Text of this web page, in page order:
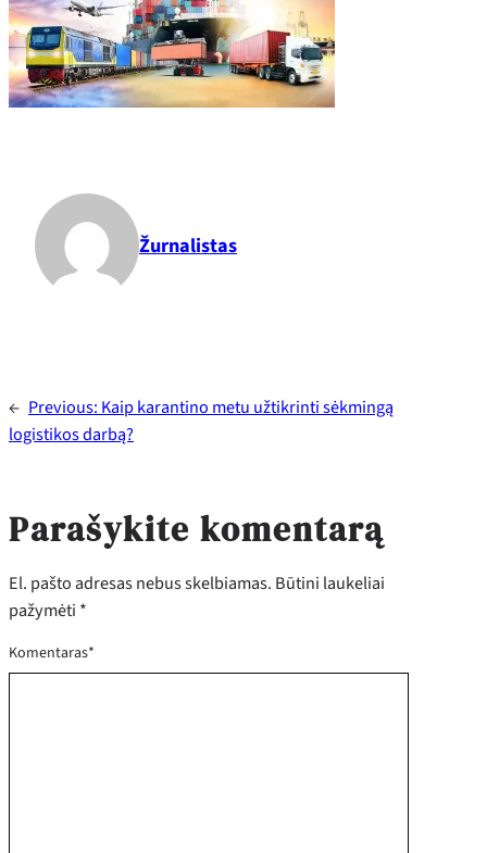
Žurnalistas
← Previous: Kaip karantino metu užtikrinti sėkmingą
logistikos darbą?
Parašykite komentarą
El. pašto adresas nebus skelbiamas. Būtini laukeliai
pažymėti *
Komentaras*